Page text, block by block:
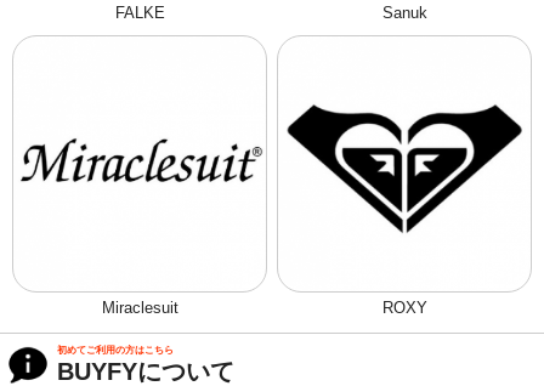
FALKE Sanuk
Miraclesuit ROXY
初めてご利用の方はこちら
BUYFYについて